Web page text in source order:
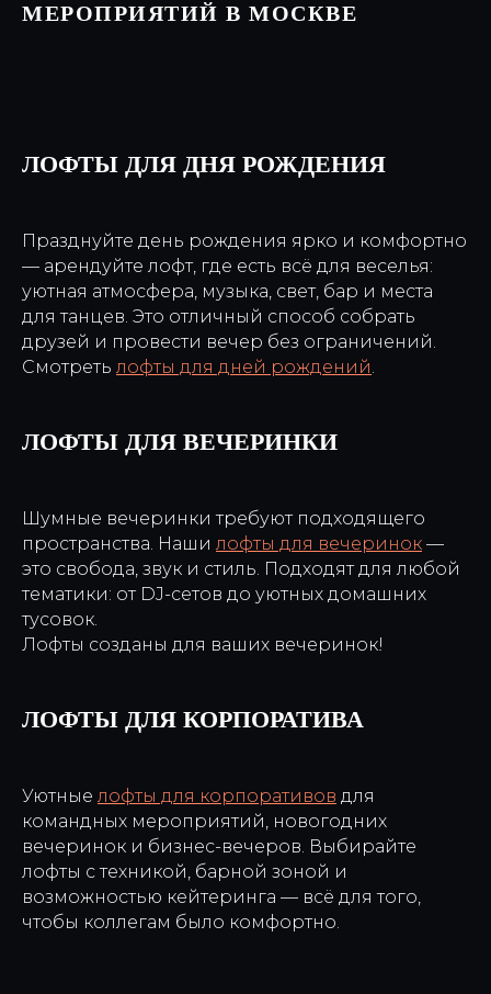
МЕРОПРИЯТИЙ В МОСКВЕ
ЛОФТЫ ДЛЯ ДНЯ РОЖДЕНИЯ
Празднуйте день рождения ярко и комфортно
— арендуйте лофт, где есть всё для веселья:
уютная атмосфера, музыка, свет, бар и места
для танцев. Это отличный способ собрать
друзей и провести вечер без ограничений.
Смотреть лофты для дней рождений.
ЛОФТЫ ДЛЯ ВЕЧЕРИНКИ
Шумные вечеринки требуют подходящего
пространства. Наши лофты для вечеринок —
это свобода, звук и стиль. Подходят для любой
тематики: от DJ-сетов до уютных домашних
тусовок.
Лофты созданы для ваших вечеринок!
ЛОФТЫ ДЛЯ КОРПОРАТИВА
Уютные лофты для корпоративов для
командных мероприятий, новогодних
вечеринок и бизнес-вечеров. Выбирайте
лофты с техникой, барной зоной и
возможностью кейтеринга — всё для того,
чтобы коллегам было комфортно.